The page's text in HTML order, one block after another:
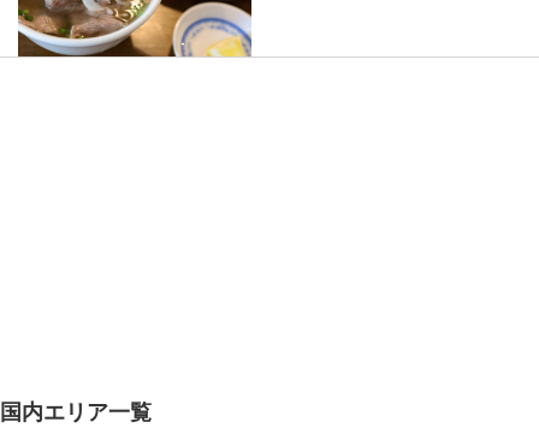
国内エリア一覧